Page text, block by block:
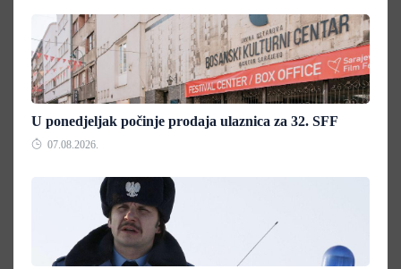
U ponedjeljak počinje prodaja ulaznica za 32. SFF
07.08.2026.